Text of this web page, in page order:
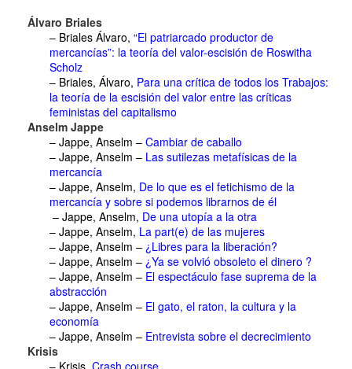
Álvaro Briales
– Briales Álvaro, “El patriarcado productor de
mercancías”: la teoría del valor-escisión de Roswitha
Scholz
– Briales, Álvaro, Para una crítica de todos los Trabajos:
la teoría de la escisión del valor entre las críticas
feministas del capitalismo
Anselm Jappe
– Jappe, Anselm – Cambiar de caballo
– Jappe, Anselm – Las sutilezas metafísicas de la
mercancía
– Jappe, Anselm, De lo que es el fetichismo de la
mercancía y sobre si podemos librarnos de él
– Jappe, Anselm, De una utopía a la otra
– Jappe, Anselm, La part(e) de las mujeres
– Jappe, Anselm – ¿ Libres para la liberación?
– Jappe, Anselm – ¿Ya se volvió obsoleto el dinero ?
– Jappe, Anselm – El espectáculo fase suprema de la
abstracción
– Jappe, Anselm – El gato, el raton, la cultura y la
economía
– Jappe, Anselm – Entrevista sobre el decrecimiento
Krisis
– Krisis, Crash course.